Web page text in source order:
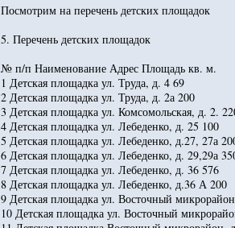
Посмотрим на перечень детских площадок
5. Перечень детских площадок
№ п/п Наименование Адрес Площадь кв. м.
1 Детская площадка ул. Труда, д. 4 69
2 Детская площадка ул. Труда, д. 2а 200
3 Детская площадка ул. Комсомольская, д. 2.
4 Детская площадка ул. Лебеденко, д. 25 100
5 Детская площадка ул. Лебеденко, д.27, 27а
6 Детская площадка ул. Лебеденко, д. 29,29а
7 Детская площадка ул. Лебеденко, д. 36 576
8 Детская площадка ул. Лебеденко, д.36 А 200
9 Детская площадка ул. Восточный
10 Детская площадка ул. Восточный